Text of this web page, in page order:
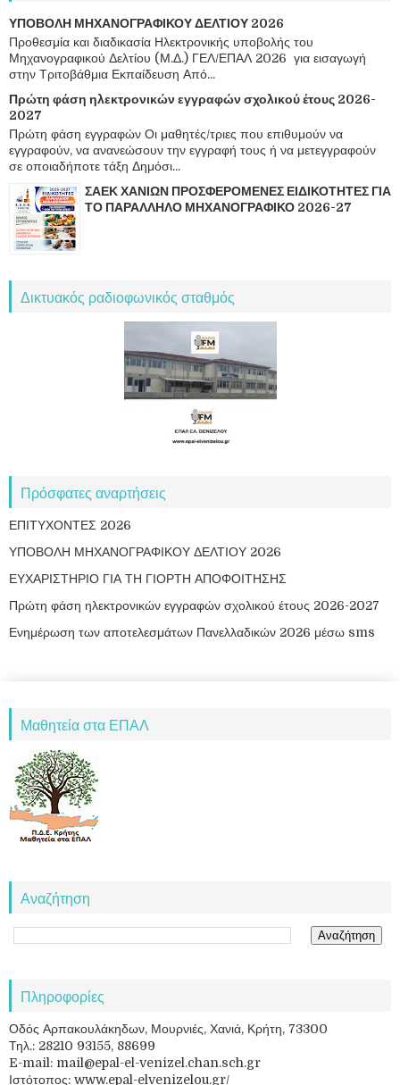
ΥΠΟΒΟΛΗ ΜΗΧΑΝΟΓΡΑΦΙΚΟΥ ΔΕΛΤΙΟΥ 2026
Προθεσμία και διαδικασία Ηλεκτρονικής υποβολής του
Μηχανογραφικού Δελτίου (Μ.Δ.) ΓΕΛ/ΕΠΑΛ 2026 για εισαγωγή
στην Τριτοβάθμια Εκπαίδευση Από...
Πρώτη φάση ηλεκτρονικών εγγραφών σχολικού έτους 2026-
2027
Πρώτη φάση εγγραφών Οι μαθητές/τριες που επιθυμούν να
εγγραφούν, να ανανεώσουν την εγγραφή τους ή να μετεγγραφούν
σε οποιαδήποτε τάξη Δημόσι...
ΣΑΕΚ ΧΑΝΙΩΝ ΠΡΟΣΦΕΡΟΜΕΝΕΣ ΕΙΔΙΚΟΤΗΤΕΣ ΓΙΑ
ΤΟ ΠΑΡΑΛΛΗΛΟ ΜΗΧΑΝΟΓΡΑΦΙΚΟ 2026-27
Δικτυακός ραδιοφωνικός σταθμός
Πρόσφατες αναρτήσεις
ΕΠΙΤΥΧΟΝΤΕΣ 2026
ΥΠΟΒΟΛΗ ΜΗΧΑΝΟΓΡΑΦΙΚΟΥ ΔΕΛΤΙΟΥ 2026
ΕΥΧΑΡΙΣΤΗΡΙΟ ΓΙΑ ΤΗ ΓΙΟΡΤΗ ΑΠΟΦΟΙΤΗΣΗΣ
Πρώτη φάση ηλεκτρονικών εγγραφών σχολικού έτους 2026-2027
Ενημέρωση των αποτελεσμάτων Πανελλαδικών 2026 μέσω sms
Μαθητεία στα ΕΠΑΛ
Αναζήτηση
Πληροφορίες
Οδός Αρπακουλάκηδων, Μουρνιές, Χανιά, Κρήτη, 73300
Τηλ.: 28210 93155, 88699
E-mail: mail@epal-el-venizel.chan.sch.gr
Ιστότοπος: www.epal-elvenizelou.gr/